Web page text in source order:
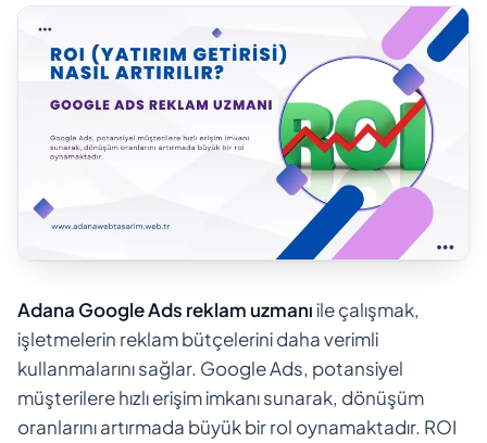
Adana Google Ads reklam uzmanıile çalışmak,
işletmelerin reklam bütçelerini daha verimli
kullanmalarını sağlar. Google Ads, potansiyel
müşterilere hızlı erişim imkanı sunarak, dönüşüm
oranlarını artırmada büyük bir rol oynamaktadır. ROI